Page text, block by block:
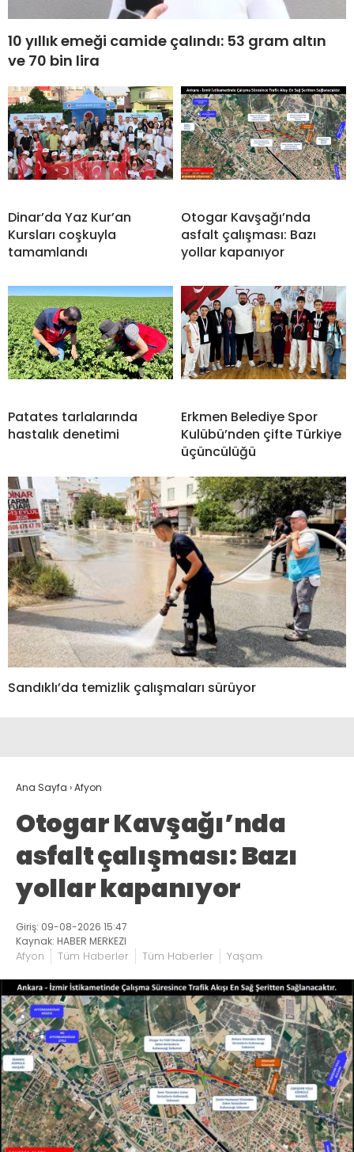
10 yıllık emeği camide çalındı: 53 gram altın
ve 70 bin lira
Dinar’da Yaz Kur’an
Kursları coşkuyla
tamamlandı
Otogar Kavşağı’nda
asfalt çalışması: Bazı
yollar kapanıyor
Patates tarlalarında
hastalık denetimi
Erkmen Belediye Spor
Kulübü’nden çifte Türkiye
üçüncülüğü
Sandıklı’da temizlik çalışmaları sürüyor
Ana Sayfa ›Afyon
Otogar Kavşağı’nda
asfalt çalışması: Bazı
yollar kapanıyor
Giriş: 09-08-2026 15:47
Kaynak: HABER MERKEZI
Afyon Tüm Haberler Tüm Haberler Yaşam